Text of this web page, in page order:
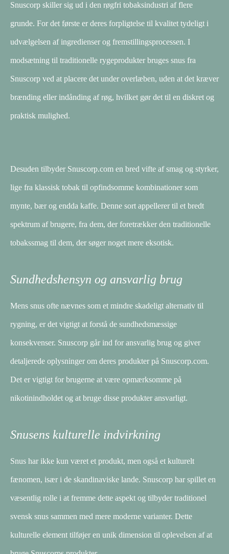
Snuscorp skiller sig ud i den røgfri tobaksindustri af flere
grunde. For det første er deres forpligtelse til kvalitet tydeligt i
udvælgelsen af ​​ingredienser og fremstillingsprocessen. I
modsætning til traditionelle rygeprodukter bruges snus fra
Snuscorp ved at placere det under overlæben, uden at det kræver
brænding eller indånding af røg, hvilket gør det til en diskret og
praktisk mulighed.
Desuden tilbyder Snuscorp.com en bred vifte af smag og styrker,
lige fra klassisk tobak til opfindsomme kombinationer som
mynte, bær og endda kaffe. Denne sort appellerer til et bredt
spektrum af brugere, fra dem, der foretrækker den traditionelle
tobakssmag til dem, der søger noget mere eksotisk.
Sundhedshensyn og ansvarlig brug
Mens snus ofte nævnes som et mindre skadeligt alternativ til
rygning, er det vigtigt at forstå de sundhedsmæssige
konsekvenser. Snuscorp går ind for ansvarlig brug og giver
detaljerede oplysninger om deres produkter på Snuscorp.com.
Det er vigtigt for brugerne at være opmærksomme på
nikotinindholdet og at bruge disse produkter ansvarligt.
Snusens kulturelle indvirkning
Snus har ikke kun været et produkt, men også et kulturelt
fænomen, især i de skandinaviske lande. Snuscorp har spillet en
væsentlig rolle i at fremme dette aspekt og tilbyder traditionel
svensk snus sammen med mere moderne varianter. Dette
kulturelle element tilføjer en unik dimension til oplevelsen af ​​at